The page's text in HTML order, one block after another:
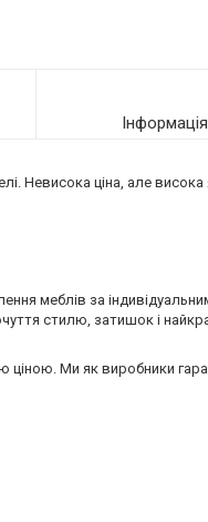
Невисока ціна, але висока
меблів за
стилю, затишок і
ціною. Ми як виробники